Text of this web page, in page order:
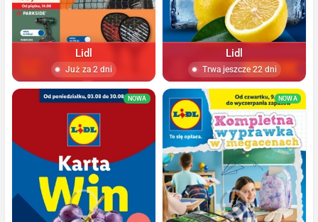
Lidl
Już za 2 dni
Lidl
Trwa jeszcze 22 dni
NOWA NOWA